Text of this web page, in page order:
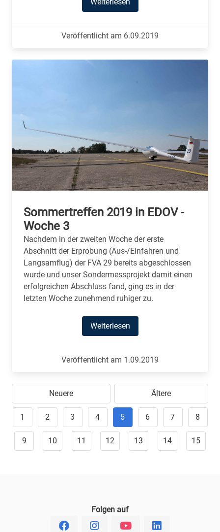
Veröffentlicht am 6.09.2019
Sommertreffen 2019 in EDOV -
Woche 3
Nachdem in der zweiten Woche der erste
Abschnitt der Erprobung (Aus-/Einfahren und
Langsamflug) der FVA 29 bereits abgeschlossen
wurde und unser Sondermessprojekt damit einen
erfolgreichen Abschluss fand, ging es in der
letzten Woche zunehmend ruhiger zu.
Weiterlesen
Veröffentlicht am 1.09.2019
Neuere Ältere
1 2 3 4 5 6 7 8
9 10 11 12 13 14 15
Folgen auf